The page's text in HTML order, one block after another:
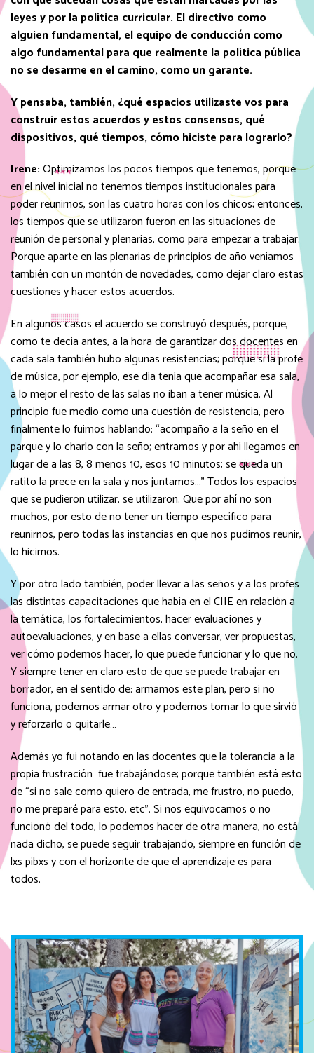
leyes y por la política curricular. El directivo como
alguien fundamental, el equipo de conducción como
algo fundamental para que realmente la política pública
no se desarme en el camino, como un garante.
Y pensaba, también, ¿qué espacios utilizaste vos para
construir estos acuerdos y estos consensos, qué
dispositivos, qué tiempos, cómo hiciste para lograrlo?
Irene:Optimizamos los pocos tiempos que tenemos, porque
en el nivel inicial no tenemos tiempos institucionales para
poder reunirnos, son las cuatro horas con los chicos; entonces,
los tiempos que se utilizaron fueron en las situaciones de
reunión de personal y plenarias, como para empezar a trabajar.
Porque aparte en las plenarias de principios de año veníamos
también con un montón de novedades, como dejar claro estas
cuestiones y hacer estos acuerdos.
En algunos casos el acuerdo se construyó después, porque,
como te decía antes, a la hora de garantizar dos docentes en
cada sala también hubo algunas resistencias; porque si la profe
de música, por ejemplo, ese día tenía que acompañar esa sala,
a lo mejor el resto de las salas no iban a tener música. Al
principio fue medio como una cuestión de resistencia, pero
finalmente lo fuimos hablando: “acompaño a la seño en el
parque y lo charlo con la seño; entramos y por ahí llegamos en
lugar de a las 8, 8 menos 10, esos 10 minutos; se queda un
ratito la prece en la sala y nos juntamos…” Todos los espacios
que se pudieron utilizar, se utilizaron. Que por ahí no son
muchos, por esto de no tener un tiempo específico para
reunirnos, pero todas las instancias en que nos pudimos reunir,
lo hicimos.
Y por otro lado también, poder llevar a las seños y a los profes
las distintas capacitaciones que había en el CIIE en relación a
la temática, los fortalecimientos, hacer evaluaciones y
autoevaluaciones, y en base a ellas conversar, ver propuestas,
ver cómo podemos hacer, lo que puede funcionar y lo que no.
Y siempre tener en claro esto de que se puede trabajar en
borrador, en el sentido de: armamos este plan, pero si no
funciona, podemos armar otro y podemos tomar lo que sirvió
y reforzarlo o quitarle…
Además yo fui notando en las docentes que la tolerancia a la
propia frustración fue trabajándose; porque también está esto
de “si no sale como quiero de entrada, me frustro, no puedo,
no me preparé para esto, etc”. Si nos equivocamos o no
funcionó del todo, lo podemos hacer de otra manera, no está
nada dicho, se puede seguir trabajando, siempre en función de
lxs pibxs y con el horizonte de que el aprendizaje es para
todos.